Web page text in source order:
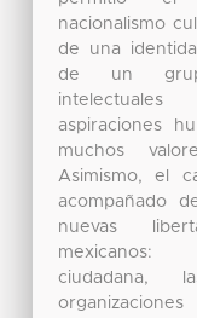
nacionalismo
de una
de un
aspiraciones
muchos
Asimismo, el
acompañado
nuevas
mexicanos:
ciudadana,